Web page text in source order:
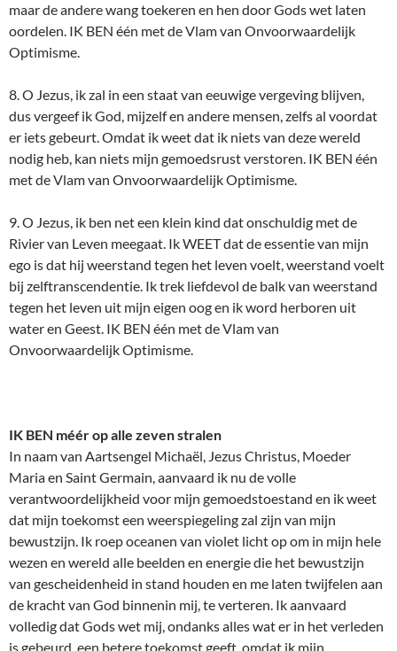
maar de andere wang toekeren en hen door Gods wet laten
oordelen. IK BEN één met de Vlam van Onvoorwaardelijk
Optimisme.
8. O Jezus, ik zal in een staat van eeuwige vergeving blijven,
dus vergeef ik God, mijzelf en andere mensen, zelfs al voordat
er iets gebeurt. Omdat ik weet dat ik niets van deze wereld
nodig heb, kan niets mijn gemoedsrust verstoren. IK BEN één
met de Vlam van Onvoorwaardelijk Optimisme.
9. O Jezus, ik ben net een klein kind dat onschuldig met de
Rivier van Leven meegaat. Ik WEET dat de essentie van mijn
ego is dat hij weerstand tegen het leven voelt, weerstand voelt
bij zelftranscendentie. Ik trek liefdevol de balk van weerstand
tegen het leven uit mijn eigen oog en ik word herboren uit
water en Geest. IK BEN één met de Vlam van
Onvoorwaardelijk Optimisme.
IK BEN méér op alle zeven stralen
In naam van Aartsengel Michaël, Jezus Christus, Moeder
Maria en Saint Germain, aanvaard ik nu de volle
verantwoordelijkheid voor mijn gemoedstoestand en ik weet
dat mijn toekomst een weerspiegeling zal zijn van mijn
bewustzijn. Ik roep oceanen van violet licht op om in mijn hele
wezen en wereld alle beelden en energie die het bewustzijn
van gescheidenheid in stand houden en me laten twijfelen aan
de kracht van God binnenin mij, te verteren. Ik aanvaard
volledig dat Gods wet mij, ondanks alles wat er in het verleden
is gebeurd, een betere toekomst geeft, omdat ik mijn